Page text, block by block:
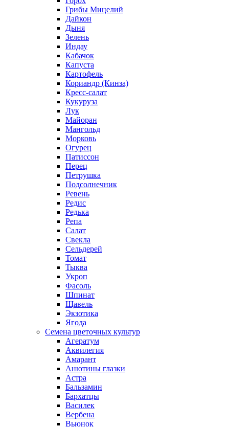
Грибы Мицелий
Дайкон
Дыня
Зелень
Индау
Кабачок
Капуста
Картофель
Кориандр (Кинза)
Кресс-салат
Кукуруза
Лук
Майоран
Мангольд
Морковь
Огурец
Патиссон
Перец
Петрушка
Подсолнечник
Ревень
Редис
Редька
Репа
Салат
Свекла
Сельдерей
Томат
Тыква
Укроп
Фасоль
Шпинат
Щавель
Экзотика
Ягода
Семена цветочных культур
Агератум
Аквилегия
Амарант
Анютины глазки
Астра
Бальзамин
Бархатцы
Василек
Вербена
Вьюнок